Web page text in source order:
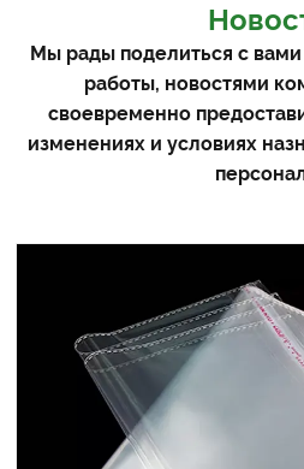
Мы рады поделиться с
работы, новостями
своевременно
изменениях и условиях